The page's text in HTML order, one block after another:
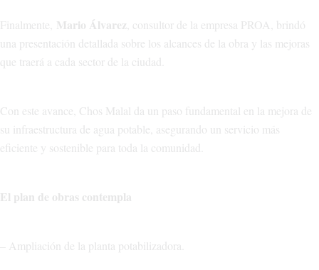
Finalmente, Mario Álvarez , consultor de la empresa PROA, brindó
una presentación detallada sobre los alcances de la obra y las mejoras
que traerá a cada sector de la ciudad.
Con este avance, Chos Malal da un paso fundamental en la mejora de
su infraestructura de agua potable, asegurando un servicio más
eficiente y sostenible para toda la comunidad.
El plan de obras contempla
– Ampliación de la planta potabilizadora.